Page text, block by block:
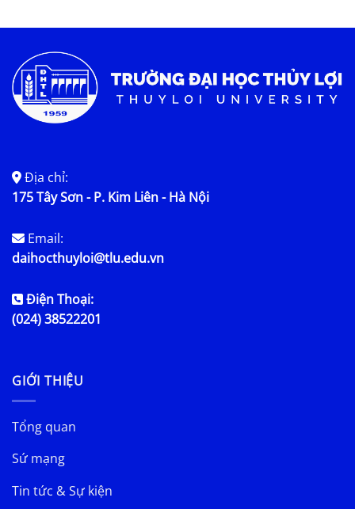
Tin tức chung
Địa chỉ:
175 Tây Sơn - P. Kim Liên - Hà Nội
Email:
daihocthuyloi@tlu.edu.vn
Điện Thoại:
(024) 38522201
GIỚI THIỆU
Tổng quan
Sứ mạng
Tin tức & Sự kiện